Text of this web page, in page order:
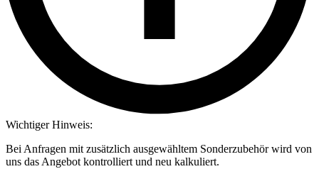
Wichtiger Hinweis:
Bei Anfragen mit zusätzlich ausgewähltem Sonderzubehör wird von
uns das Angebot kontrolliert und neu kalkuliert.